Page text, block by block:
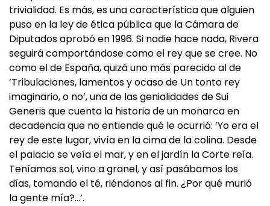
trivialidad. Es más, es una característica que alguien
puso en la ley de ética pública que la Cámara de
Diputados aprobó en 1996. Si nadie hace nada, Rivera
seguirá comportándose como el rey que se cree. No
como el de España, quizá uno más parecido al de
’Tribulaciones, lamentos y ocaso de Un tonto rey
imaginario, o no’, una de las genialidades de Sui
Generis que cuenta la historia de un monarca en
decadencia que no entiende qué le ocurrió: ’Yo era el
rey de este lugar, vivía en la cima de la colina. Desde
el palacio se veía el mar, y en el jardín la Corte reía.
Teníamos sol, vino a granel, y así pasábamos los
días, tomando el té, riéndonos al fin. ¿Por qué murió
la gente mía?…’.